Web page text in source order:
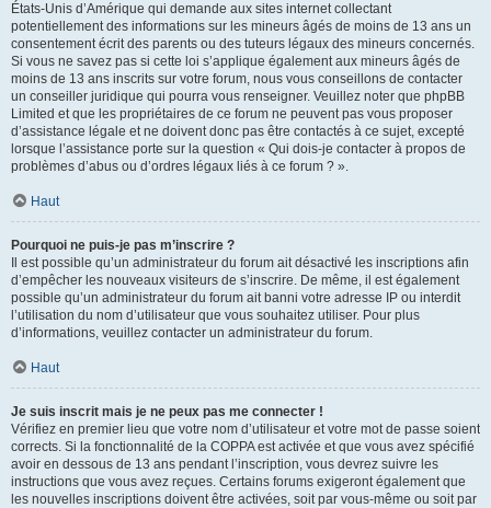
États-Unis d’Amérique qui demande aux sites internet collectant
potentiellement des informations sur les mineurs âgés de moins de 13 ans un
consentement écrit des parents ou des tuteurs légaux des mineurs concernés.
Si vous ne savez pas si cette loi s’applique également aux mineurs âgés de
moins de 13 ans inscrits sur votre forum, nous vous conseillons de contacter
un conseiller juridique qui pourra vous renseigner. Veuillez noter que phpBB
Limited et que les propriétaires de ce forum ne peuvent pas vous proposer
d’assistance légale et ne doivent donc pas être contactés à ce sujet, excepté
lorsque l’assistance porte sur la question « Qui dois-je contacter à propos de
problèmes d’abus ou d’ordres légaux liés à ce forum ? ».
Haut
Pourquoi ne puis-je pas m’inscrire ?
Il est possible qu’un administrateur du forum ait désactivé les inscriptions afin
d’empêcher les nouveaux visiteurs de s’inscrire. De même, il est également
possible qu’un administrateur du forum ait banni votre adresse IP ou interdit
l’utilisation du nom d’utilisateur que vous souhaitez utiliser. Pour plus
d’informations, veuillez contacter un administrateur du forum.
Haut
Je suis inscrit mais je ne peux pas me connecter !
Vérifiez en premier lieu que votre nom d’utilisateur et votre mot de passe soient
corrects. Si la fonctionnalité de la COPPA est activée et que vous avez spécifié
avoir en dessous de 13 ans pendant l’inscription, vous devrez suivre les
instructions que vous avez reçues. Certains forums exigeront également que
les nouvelles inscriptions doivent être activées, soit par vous-même ou soit par